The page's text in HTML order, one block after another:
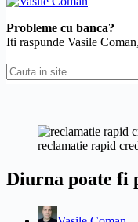
Probleme cu banca?
Iti raspunde Vasile
Cauta
in
reclamatie rapid
Diurna poate fi